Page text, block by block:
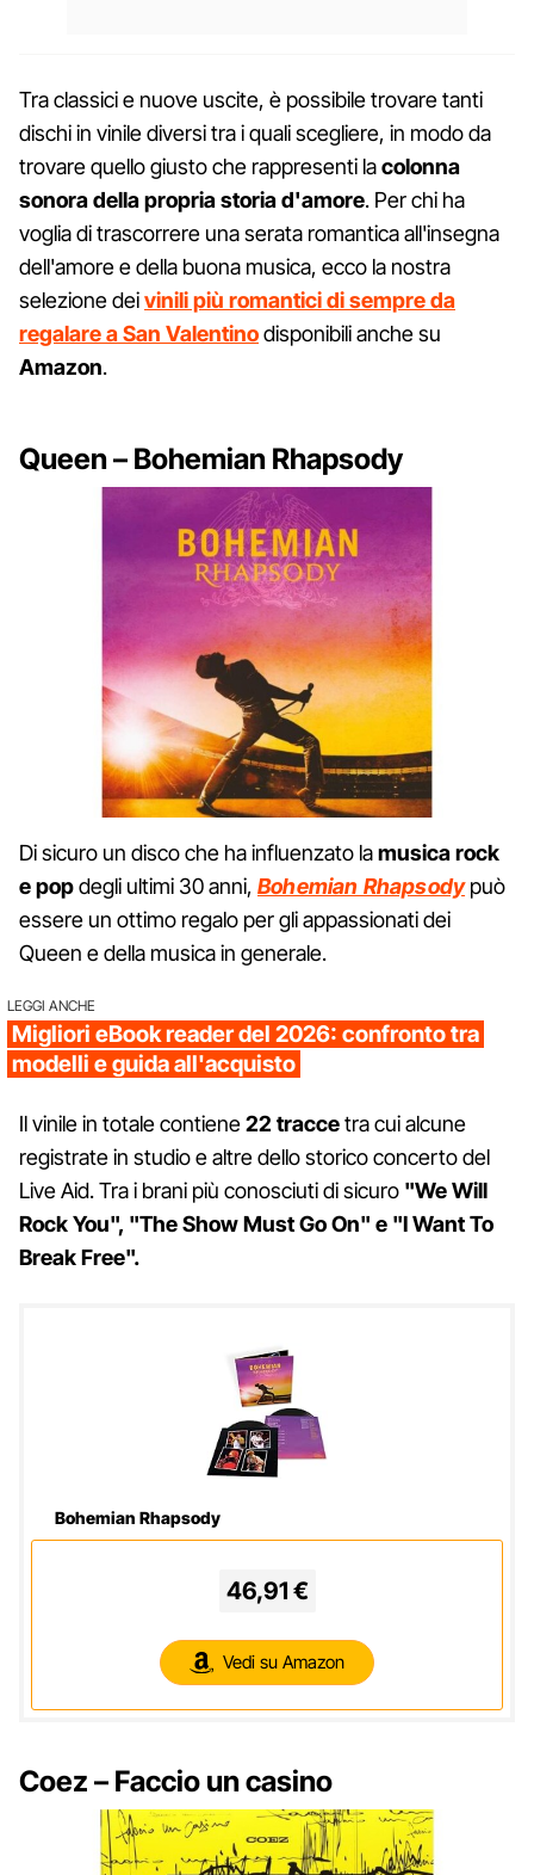
Tra classici e nuove uscite, è possibile trovare tanti
dischi in vinile diversi tra i quali scegliere, in modo da
trovare quello giusto che rappresenti lacolonna
sonora della propria storia d'amore. Per chi ha
voglia di trascorrere una serata romantica all'insegna
dell'amore e della buona musica, ecco la nostra
selezione deivinili più romantici di sempre da
regalare a San Valentinodisponibili anche su
Amazon.
Queen – Bohemian Rhapsody
Di sicuro un disco che ha influenzato lamusica rock
e popdegli ultimi 30 anni, Bohemian Rhapsodypuò
essere un ottimo regalo per gli appassionati dei
Queen e della musica in generale.
LEGGI ANCHE
Migliori eBook reader del 2026: confronto tra
modelli e guida all'acquisto
Il vinile in totale contiene22 traccetra cui alcune
registrate in studio e altre dello storico concerto del
Live Aid. Tra i brani più conosciuti di sicuro "We Will
Rock You", "The Show Must Go On" e "I Want To
Break Free".
Bohemian Rhapsody
46,91 €
Vedi su Amazon
Coez – Faccio un casino